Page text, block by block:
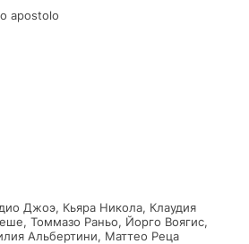
причины многолетнего
угрозы, которая оказывается
предполагалось ранее.
приходится разбираться в
его отношения с Клаудией
к ней по-прежнему
решения. Новый сезон сочетает
события и борьбу с
судьбу многих людей.
apostolo
Джоэ, Кьяра Никола, Клаудия
Томмазо Раньо, Йорго Воягис,
Альбертини, Маттео Реца